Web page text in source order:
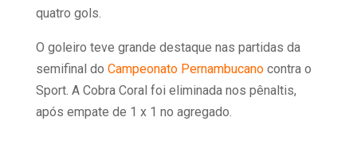
quatro gols.
O goleiro teve grande destaque nas partidas da
semifinal do Campeonato Pernambucanocontra o
Sport. A Cobra Coral foi eliminada nos pênaltis,
após empate de 1 x 1 no agregado.